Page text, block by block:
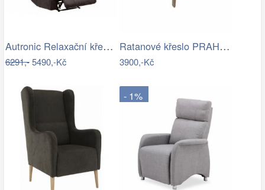
Autronic Relaxační křeslo TV-4086 BR
6291,-5490,-Kč
Ratanové křeslo PRAHA - banánový list
3900,-Kč
- 1%